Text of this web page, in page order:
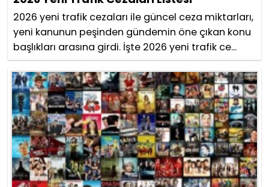
2026 yeni trafik cezaları ile güncel ceza miktarları,
yeni kanunun peşinden gündemin öne çıkan konu
başlıkları arasına girdi. İşte 2026 yeni trafik ce...